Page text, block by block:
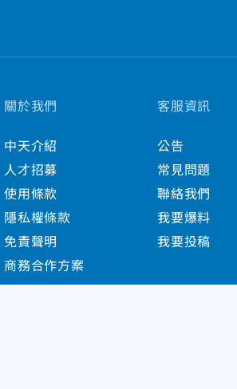
關於我們
中天介紹
人才招募
使用條款
隱私權條款
免責聲明
商務合作方案
客服資訊
公告
常見問題
聯絡我們
我要爆料
我要投稿